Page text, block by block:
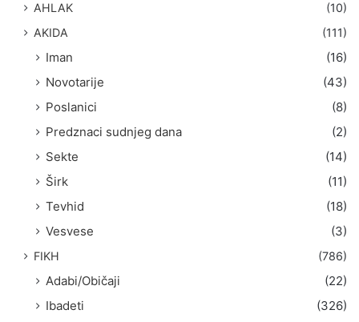
AHLAK
(10)
AKIDA
(111)
Iman
(16)
Novotarije
(43)
Poslanici
(8)
Predznaci sudnjeg dana
(2)
Sekte
(14)
Širk
(11)
Tevhid
(18)
Vesvese
(3)
FIKH (786)
Adabi/Običaji
(22)
Ibadeti
(326)